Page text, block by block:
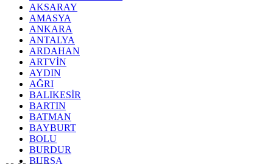
AKSARAY
AMASYA
ANKARA
ANTALYA
ARDAHAN
ARTVİN
AYDIN
AĞRI
BALIKESİR
BARTIN
BATMAN
BAYBURT
BOLU
BURDUR
BURSA